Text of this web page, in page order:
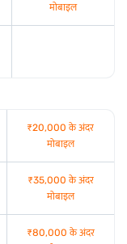
मोबाइल
₹20,000 के अंदर
मोबाइल
₹35,000 के अंदर
मोबाइल
₹80,000 के अंदर